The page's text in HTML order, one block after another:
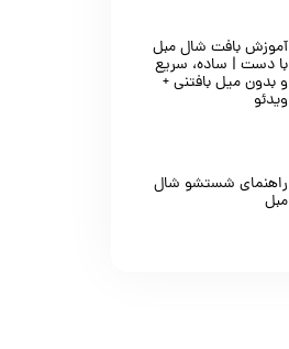
آموزش بافت شال مبل
با دست | ساده، سریع
و بدون میل بافتنی +
ویدئو
راهنمای شستشو شال
مبل